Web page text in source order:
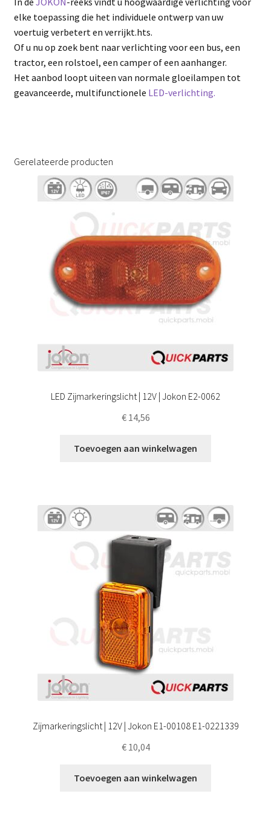
elke toepassing die het individuele ontwerp van uw
voertuig verbetert en verrijkt.hts.
Of u nu op zoek bent naar verlichting voor een bus, een
tractor, een rolstoel, een camper of een aanhanger.
Het aanbod loopt uiteen van normale gloeilampen tot
geavanceerde, multifunctionele LED-verlichting.
Gerelateerde producten
LED Zijmarkeringslicht | 12V | Jokon E2-0062
€14,56
Toevoegen aan winkelwagen
Zijmarkeringslicht | 12V | Jokon E1-00108 E1-0221339
€10,04
Toevoegen aan winkelwagen